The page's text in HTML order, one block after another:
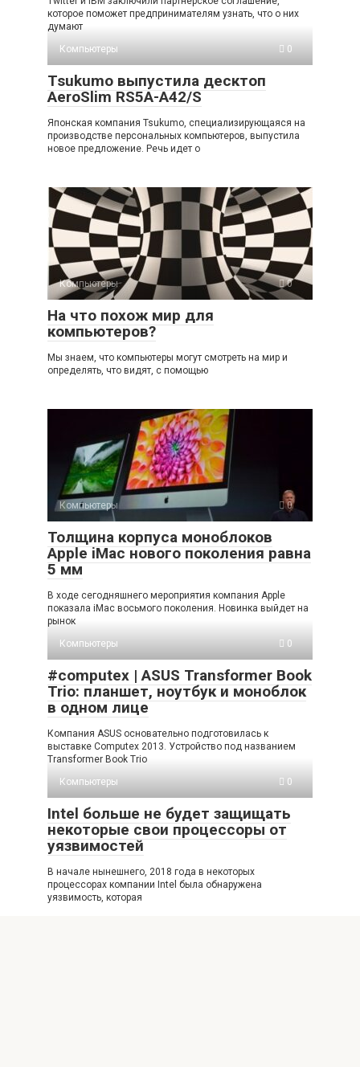
которое поможет предпринимателям узнать, что о них
думают
Компьютеры
0
Tsukumo выпустила десктоп
AeroSlim RS5A-A42/S
Японская компания Tsukumo, специализирующаяся на
производстве персональных компьютеров, выпустила
новое предложение. Речь идет о
Компьютеры 0
На что похож мир для
компьютеров?
Мы знаем, что компьютеры могут смотреть на мир и
определять, что видят, с помощью
Компьютеры 0
Толщина корпуса моноблоков
Apple iMac нового поколения равна
5 мм
В ходе сегодняшнего мероприятия компания Apple
показала iMac восьмого поколения. Новинка выйдет на
рынок
Компьютеры
0
#computex | ASUS Transformer Book
Trio: планшет, ноутбук и моноблок
в одном лице
Компания ASUS основательно подготовилась к
выставке Computex 2013. Устройство под названием
Transformer Book Trio
Компьютеры
0
Intel больше не будет защищать
некоторые свои процессоры от
уязвимостей
В начале нынешнего, 2018 года в некоторых
процессорах компании Intel была обнаружена
уязвимость, которая